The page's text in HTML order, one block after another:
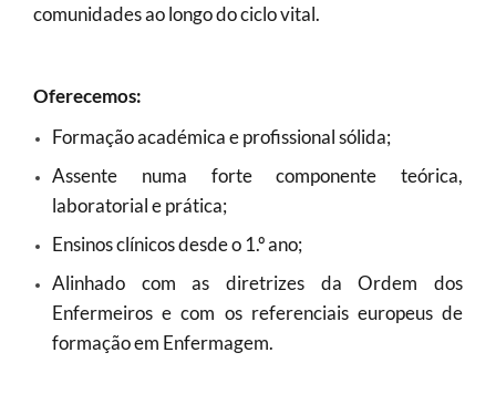
comunidades ao longo do ciclo vital.
Oferecemos:
Formação académica e profissional sólida;
Assente numa forte componente teórica,
laboratorial e prática;
​Ensinos clínicos desde o 1.º ano;
Alinhado com as diretrizes da Ordem dos
Enfermeiros e com os referenciais europeus de
formação em Enfermagem.